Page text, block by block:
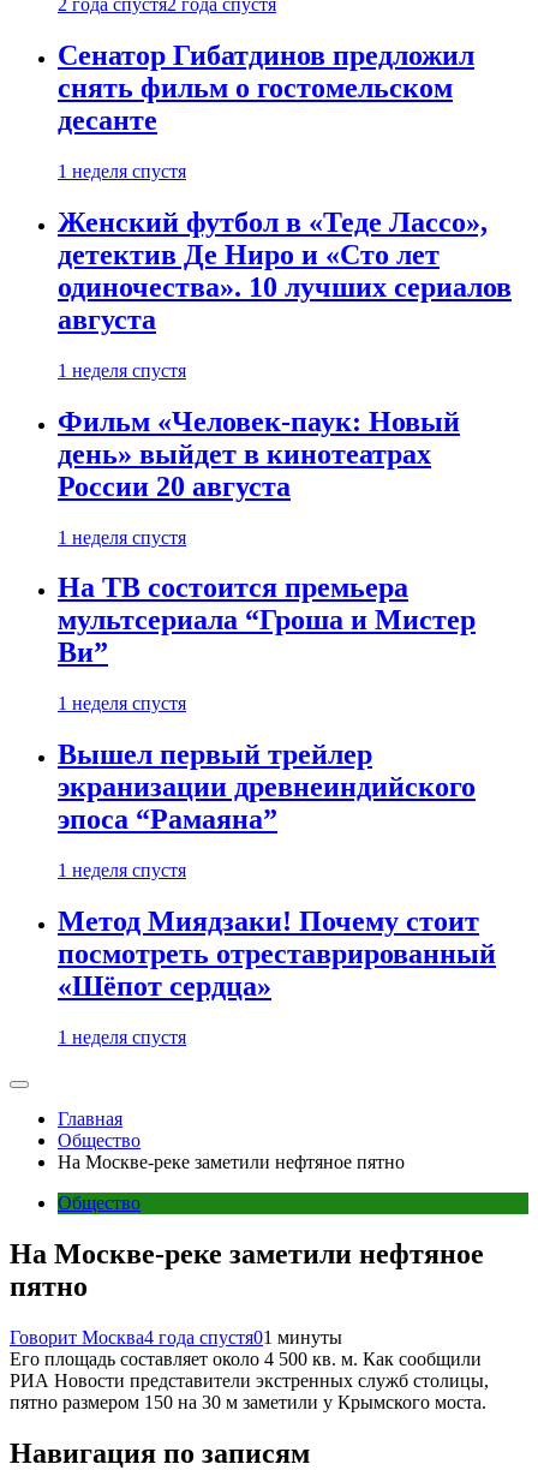
2 года спустя2 года спустя
Сенатор Гибатдинов предложил
снять фильм о гостомельском
десанте
1 неделя спустя
Женский футбол в «Теде Лассо»,
детектив Де Ниро и «Сто лет
одиночества». 10 лучших сериалов
августа
1 неделя спустя
Фильм «Человек-паук: Новый
день» выйдет в кинотеатрах
России 20 августа
1 неделя спустя
На ТВ состоится премьера
мультсериала “Гроша и Мистер
Ви”
1 неделя спустя
Вышел первый трейлер
экранизации древнеиндийского
эпоса “Рамаяна”
1 неделя спустя
Метод Миядзаки! Почему стоит
посмотреть отреставрированный
«Шёпот сердца»
1 неделя спустя
Главная
Общество
На Москве-реке заметили нефтяное пятно
Общество
На Москве-реке заметили нефтяное
пятно
Говорит Москва4 года спустя01 минуты
Его площадь составляет около 4 500 кв. м. Как сообщили
РИА Новости представители экстренных служб столицы,
пятно размером 150 на 30 м заметили у Крымского моста.
Навигация по записям